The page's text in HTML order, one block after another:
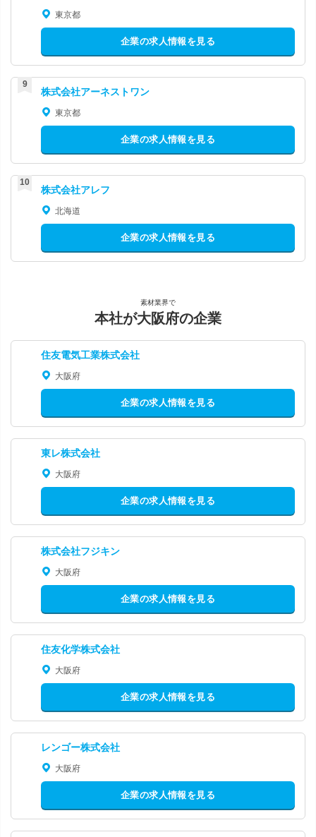
東京都
企業の求人情報を見る
株式会社アーネストワン
東京都
企業の求人情報を見る
株式会社アレフ
北海道
企業の求人情報を見る
素材業界で
本社が大阪府の企業
住友電気工業株式会社
大阪府
企業の求人情報を見る
東レ株式会社
大阪府
企業の求人情報を見る
株式会社フジキン
大阪府
企業の求人情報を見る
住友化学株式会社
大阪府
企業の求人情報を見る
レンゴー株式会社
大阪府
企業の求人情報を見る